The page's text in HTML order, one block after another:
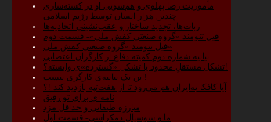
مأموریت رضا پهلوی و هم‌سویی او در کشته‌سازی
چندین هزار انسان توسط رژیم اسلامی
ربات‌ها، تجدید ساختار و عقب‌نشینی اتحادیه‌ها
فیل تنومند «گروه صنعتی کفش ملی»- قسمت دوم
فیل تنومند «گروه صنعتی کفش ملی»
بیانیه شماره دوم کمیته دفاع از کارگران اعتصابی
تشکل مستقلِ محدود یا تشکل «گسترده»‌ی وابسته؟!
این یک بیانیه‌ی کارگری نیست!
آیا کافکا به‌ایران هم می‌رود تا از هفت‌تپه بازدید کند !؟
نامه‌ای برای تو رفیق
مبارزه طبقاتی و حداقل مزد
ما و سوسیال دمکراسی- قسمت اول